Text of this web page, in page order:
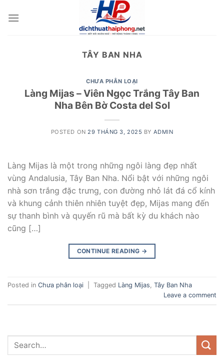
TÂY BAN NHA
CHƯA PHÂN LOẠI
Làng Mijas – Viên Ngọc Trắng Tây Ban
Nha Bên Bờ Costa del Sol
POSTED ON 29 THÁNG 3, 2025 BY ADMIN
Làng Mijas là một trong những ngôi làng đẹp nhất
vùng Andalusia, Tây Ban Nha. Nổi bật với những ngôi
nhà sơn trắng đặc trưng, con đường nhỏ lát đá cổ kính
và khung cảnh thiên nhiên tuyệt đẹp, Mijas mang đến
sự thanh bình và quyến rũ mà bất kỳ du khách nào
cũng […]
CONTINUE READING →
Posted in Chưa phân loại Tagged Làng Mijas Tây Ban Nha
Leave a comment